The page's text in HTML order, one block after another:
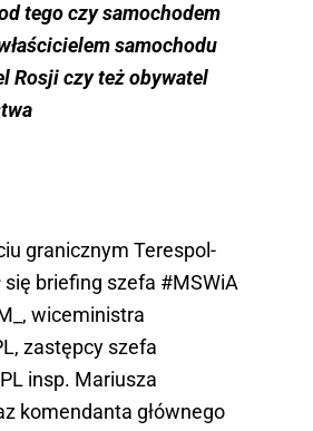
tego czy samochodem
samochodu
Rosji czy też obywatel
granicznym Terespol-
się briefing szefa #MSWiA
, wiceministra
, zastępcy szefa
insp. Mariusza
komendanta głównego